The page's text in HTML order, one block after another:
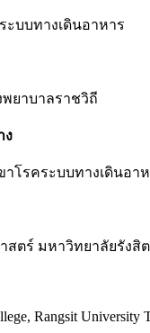
บบทางเดินอาหาร
พยาบาลราชวิถี
ง
าโรคระบบทางเดินอา
สตร์ มหาวิทยาลัยรังสิต
Rangsit University